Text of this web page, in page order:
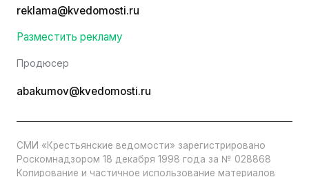
reklama@kvedomosti.ru
Разместить рекламу
Продюсер
abakumov@kvedomosti.ru
СМИ «Крестьянские ведомости» зарегистрировано
Роскомнадзором 18 декабря 1998 года за № 028868
Копирование и частичное использование материалов